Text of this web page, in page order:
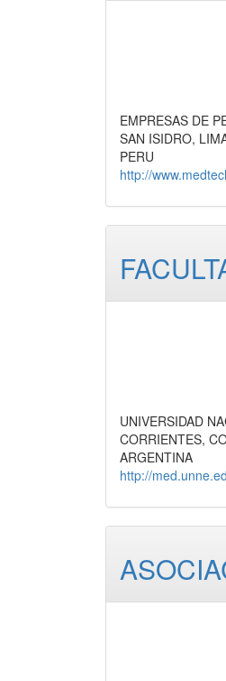
EMPRESAS DE
SAN ISIDRO,
PERU
http://
UNIVERSIDAD
CORRIENTES,
ARGENTINA
http://